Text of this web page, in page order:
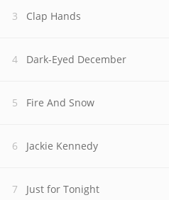
Clap Hands
Dark-Eyed December
Fire And Snow
Jackie Kennedy
Just for Tonight